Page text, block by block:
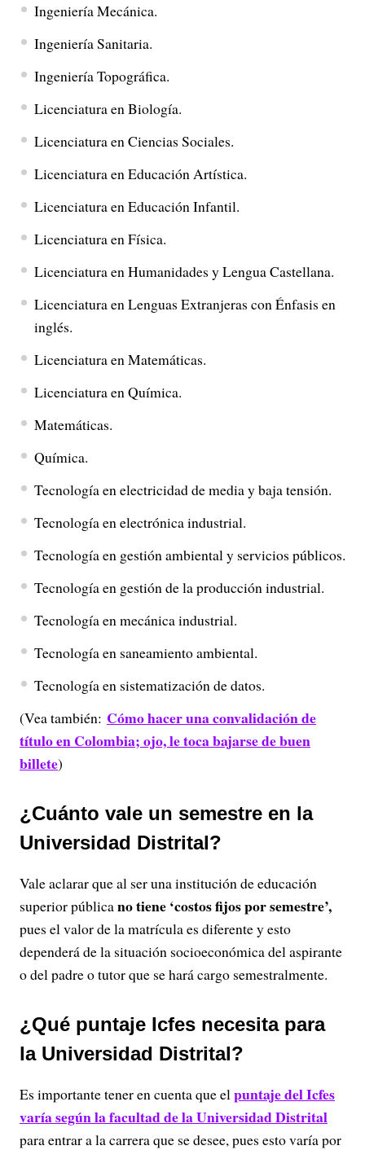
Ingeniería Mecánica.
Ingeniería Sanitaria.
Ingeniería Topográfica.
Licenciatura en Biología.
Licenciatura en Ciencias Sociales.
Licenciatura en Educación Artística.
Licenciatura en Educación Infantil.
Licenciatura en Física.
Licenciatura en Humanidades y Lengua Castellana.
Licenciatura en Lenguas Extranjeras con Énfasis en
inglés.
Licenciatura en Matemáticas.
Licenciatura en Química.
Matemáticas.
Química.
Tecnología en electricidad de media y baja tensión.
Tecnología en electrónica industrial.
Tecnología en gestión ambiental y servicios públicos.
Tecnología en gestión de la producción industrial.
Tecnología en mecánica industrial.
Tecnología en saneamiento ambiental.
Tecnología en sistematización de datos.
(Vea también: Cómo hacer una convalidación de
título en Colombia; ojo, le toca bajarse de buen
billete)
¿Cuánto vale un semestre en la
Universidad Distrital?
Vale aclarar que al ser una institución de educación
superior públicano tiene ‘costos fijos por semestre’,
pues el valor de la matrícula es diferente y esto
dependerá de la situación socioeconómica del aspirante
o del padre o tutor que se hará cargo semestralmente.
¿Qué puntaje Icfes necesita para
la Universidad Distrital?
Es importante tener en cuenta que elpuntaje del Icfes
varía según la facultad de la Universidad Distrital
para entrar a la carrera que se desee, pues esto varía por